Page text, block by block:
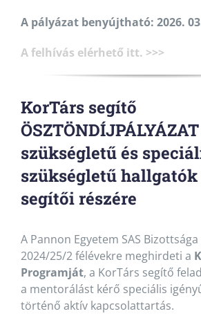
A pályázat benyújtható: 2026.
A felhívás elérhető itt. >>>
KorTárs segítő
szükségletű és
szükségletű hallgatók
segítői részére
A Pannon Egyetem SAS
2024/25/2 félévekre meghirdeti a
Programját, a KorTárs segítő
a mentorálást kérő speciális
történő aktív kapcsolattartás.